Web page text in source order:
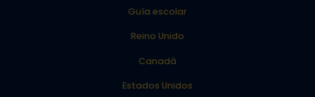
Guía escolar
Reino Unido
Canadá
Estados Unidos